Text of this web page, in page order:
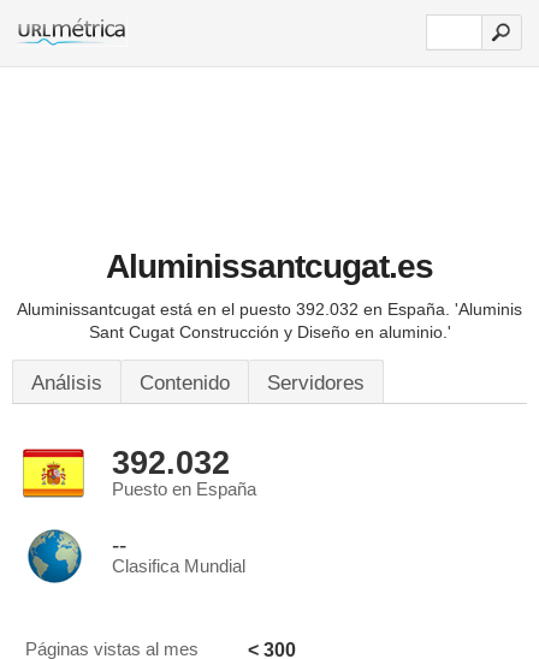
Aluminissantcugat.es
Aluminissantcugat está en el puesto 392.032 en España. 'Aluminis
Sant Cugat Construcción y Diseño en aluminio.'
Análisis Contenido Servidores
392.032
Puesto en España
--
Clasifica Mundial
Páginas vistas al mes < 300